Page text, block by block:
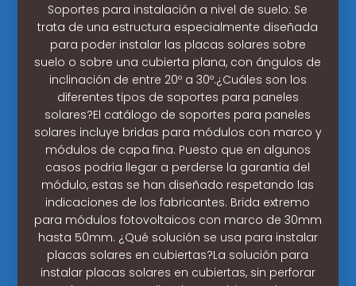
Soportes para instalación a nivel de suelo: Se
trata de una estructura especialmente diseñada
para poder instalar las placas solares sobre
suelo o sobre una cubierta plana, con ángulos de
inclinación de entre 20º a 30º.¿Cuáles son los
diferentes tipos de soportes para paneles
solares?El catálogo de soportes para paneles
solares incluye bridas para módulos con marco y
módulos de capa fina. Puesto que en algunos
casos podria llegar a perderse la garantia del
módulo, estas se han diseñado respetando las
indicaciones de los fabricantes. Brida extremo
para módulos fotovoltaicos con marco de 30mm
hasta 50mm. ¿Qué solución se usa para instalar
placas solares en cubiertas?La solución para
instalar placas solares en cubiertas, sin perforar